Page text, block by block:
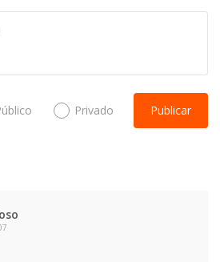
Publicar
Privado